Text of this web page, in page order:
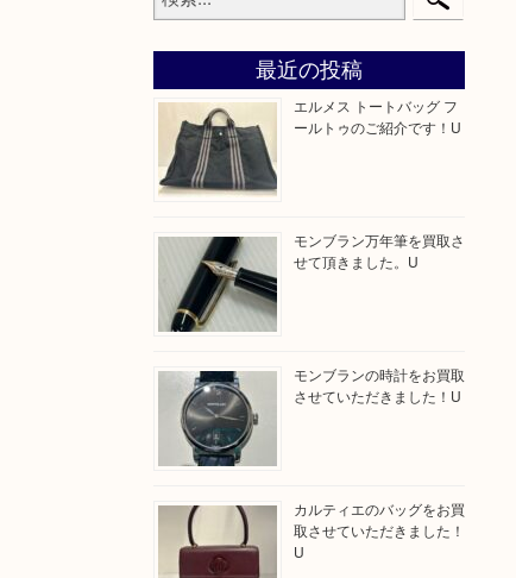
最近の投稿
エルメス トートバッグ フ
ールトゥのご紹介です！U
モンブラン万年筆を買取さ
せて頂きました。U
モンブランの時計をお買取
させていただきました！U
カルティエのバッグをお買
取させていただきました！
U